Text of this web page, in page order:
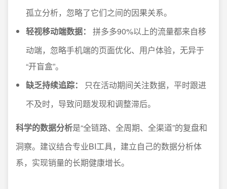
孤立分析，忽略了它们之间的因果关系。
轻视移动端数据：
拼多多90%以上的流量都来自移
动端，忽略手机端的页面优化、用户体验，无异于
“开盲盒”。
缺乏持续追踪：
只在活动期间关注数据，平时跟进
不及时，导致问题发现和调整滞后。
科学的数据分析是“全链路、全周期、全渠道”的复盘和
洞察。建议结合专业BI工具，建立自己的数据分析体
系，实现销量的长期健康增长。